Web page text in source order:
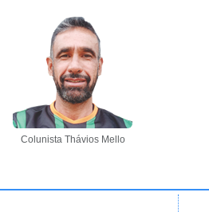
Colunista Thávios Mello